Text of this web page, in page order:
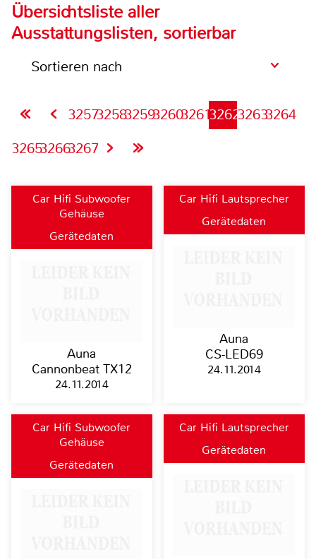
Übersichtsliste aller
Ausstattungslisten, sortierbar
Sortieren nach
32573258325932603261326232633264
326532663267
Car Hifi Subwoofer
Gehäuse
Gerätedaten
Auna
Cannonbeat TX12
24.11.2014
Car Hifi Lautsprecher
Gerätedaten
Auna
CS-LED69
24.11.2014
Car Hifi Subwoofer
Gehäuse
Gerätedaten
Car Hifi Lautsprecher
Gerätedaten